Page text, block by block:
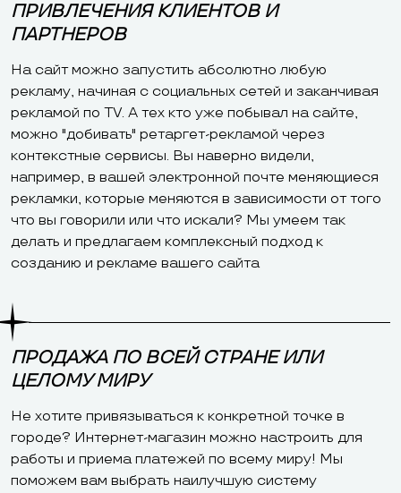
ПРИВЛЕЧЕНИЯ КЛИЕНТОВ И
ПАРТНЕРОВ
На сайт можно запустить абсолютно любую
рекламу, начиная с социальных сетей и заканчивая
рекламой по TV. А тех кто уже побывал на сайте,
можно "добивать" ретаргет-рекламой через
контекстные сервисы. Вы наверно видели,
например, в вашей электронной почте меняющиеся
рекламки, которые меняются в зависимости от того
что вы говорили или что искали? Мы умеем так
делать и предлагаем комплексный подход к
созданию и рекламе вашего сайта
ПРОДАЖА ПО ВСЕЙ СТРАНЕ ИЛИ
ЦЕЛОМУ МИРУ
Не хотите привязываться к конкретной точке в
городе? Интернет-магазин можно настроить для
работы и приема платежей по всему миру! Мы
поможем вам выбрать наилучшую систему